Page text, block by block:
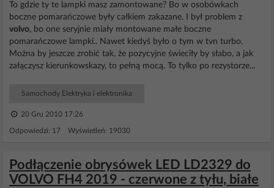
To gdzie ty te lampki masz zamontowane? Bo w osobówkach
boczne pomarańczowe były całkiem zakazane. I był problem z
volvo, bo one seryjnie miały montowane małe boczne
pomarańczowe lampki.. Nawet kiedyś było o tym w tvn turbo.
Można by jeszcze zrobić tak, że pozycyjne świeciły by słabo, a jak
załączysz kierunkowskazy, to pełną mocą. To tylko po rezystorze...
Samochody Elektryka i elektronika
20 Gru 2010 17:26
Odpowiedzi: 17 Wyświetleń: 19030
Podłączenie obrysówek LED LD2329 do
VOLVO FH4 2019 - czerwone z tyłu, białe